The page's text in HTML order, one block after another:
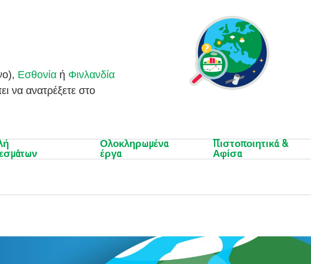
Εσθονία ή Φινλανδία
να ανατρέξετε στο
Ολοκληρωμένα
έργα
Πιστοποιητικά &
Αφίσα